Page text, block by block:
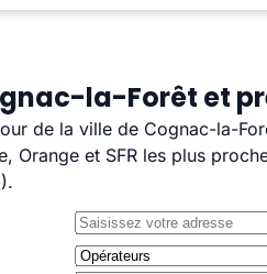
la-Forêt et
de la ville de Cognac-la-
Orange et SFR les plus